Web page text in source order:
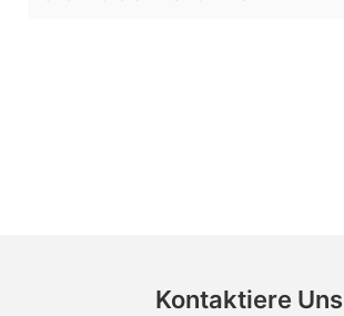
Kontaktiere Uns